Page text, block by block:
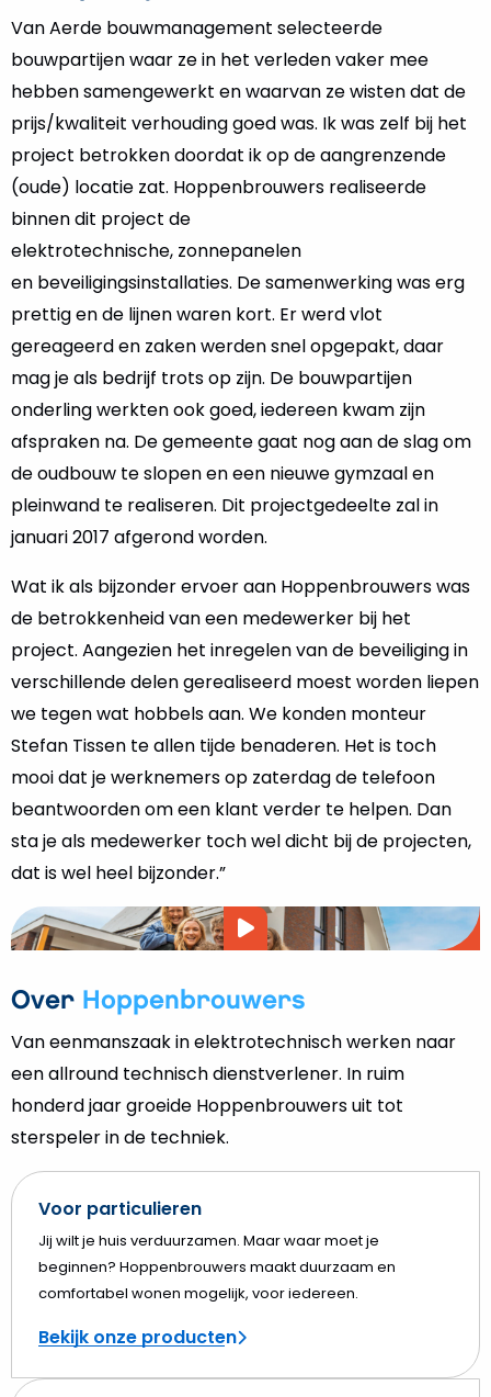
Van Aerde bouwmanagement selecteerde
bouwpartijen waar ze in het verleden vaker mee
hebben samengewerkt en waarvan ze wisten dat de
prijs/kwaliteit verhouding goed was. Ik was zelf bij het
project betrokken doordat ik op de aangrenzende
(oude) locatie zat. Hoppenbrouwers realiseerde
binnen dit project de
elektrotechnische, zonnepanelen
en beveiligingsinstallaties. De samenwerking was erg
prettig en de lijnen waren kort. Er werd vlot
gereageerd en zaken werden snel opgepakt, daar
mag je als bedrijf trots op zijn. De bouwpartijen
onderling werkten ook goed, iedereen kwam zijn
afspraken na. De gemeente gaat nog aan de slag om
de oudbouw te slopen en een nieuwe gymzaal en
pleinwand te realiseren. Dit projectgedeelte zal in
januari 2017 afgerond worden.
Wat ik als bijzonder ervoer aan Hoppenbrouwers was
de betrokkenheid van een medewerker bij het
project. Aangezien het inregelen van de beveiliging in
verschillende delen gerealiseerd moest worden liepen
we tegen wat hobbels aan. We konden monteur
Stefan Tissen te allen tijde benaderen. Het is toch
mooi dat je werknemers op zaterdag de telefoon
beantwoorden om een klant verder te helpen. Dan
sta je als medewerker toch wel dicht bij de projecten,
dat is wel heel bijzonder.”
Over Hoppenbrouwers
Van eenmanszaak in elektrotechnisch werken naar
een allround technisch dienstverlener. In ruim
honderd jaar groeide Hoppenbrouwers uit tot
sterspeler in de techniek.
Voor particulieren
Jij wilt je huis verduurzamen. Maar waar moet je
beginnen? Hoppenbrouwers maakt duurzaam en
comfortabel wonen mogelijk, voor iedereen.
Bekijk onze producten
Video